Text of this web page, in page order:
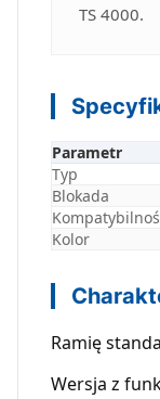
TS 4000.
Parametr
Typ
Blokada
Kolor
Ramię
Wersja z